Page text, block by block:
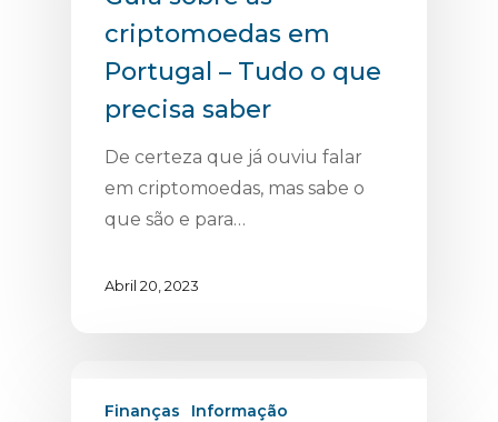
criptomoedas em
Portugal – Tudo o que
precisa saber
De certeza que já ouviu falar
em criptomoedas, mas sabe o
que são e para…
Abril 20, 2023
Finanças
Informação